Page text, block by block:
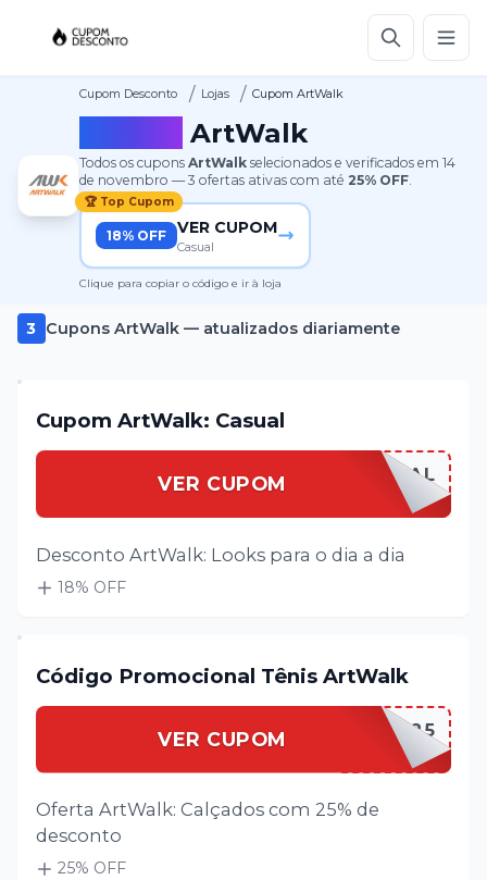
Cupom Desconto / Lojas / Cupom ArtWalk
ArtWalk
Todos os cuponsArtWalk selecionados e verificados em 14
de novembro —3 ofertas ativas com até 25% OFF.
🏆 Top Cupom
18% OFF VER CUPOM
Casual
Clique para copiar o código e ir à loja
3 Cupons ArtWalk— atualizados diariamente
Cupom ArtWalk: Casual
VER CUPOMARTWALCASUAL
Desconto ArtWalk: Looks para o dia a dia
18% OFF
Código Promocional Tênis ArtWalk
VER CUPOMARTWALTENIS25
Oferta ArtWalk: Calçados com 25% de
desconto
25% OFF